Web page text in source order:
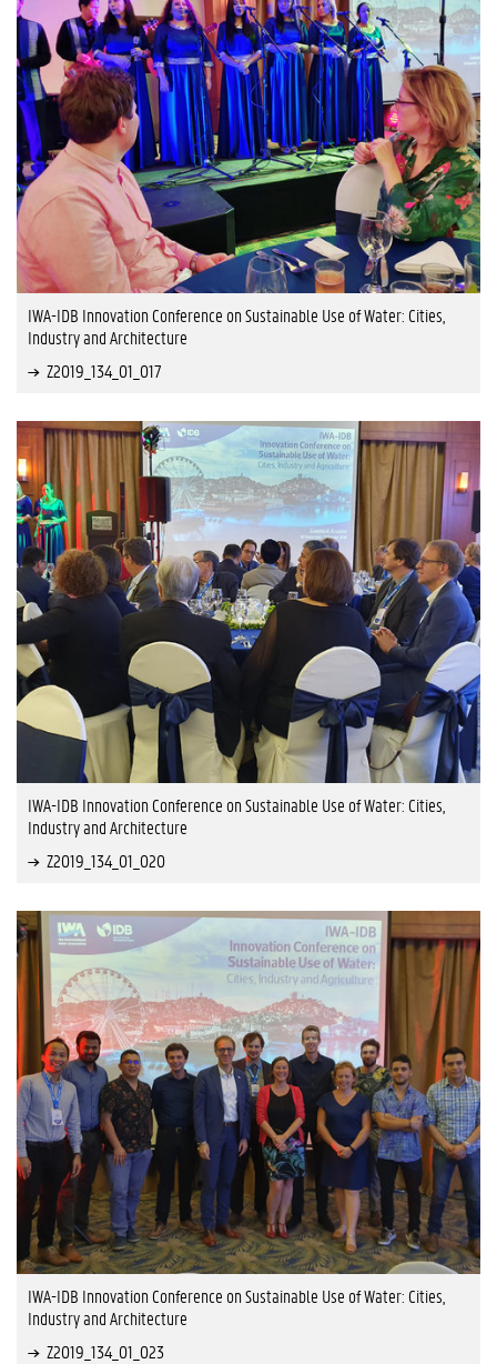
IWA-IDB Innovation Conference on Sustainable Use of Water: Cities,
Industry and Architecture
Z2019_134_01_017
IWA-IDB Innovation Conference on Sustainable Use of Water: Cities,
Industry and Architecture
Z2019_134_01_020
IWA-IDB Innovation Conference on Sustainable Use of Water: Cities,
Industry and Architecture
Z2019_134_01_023